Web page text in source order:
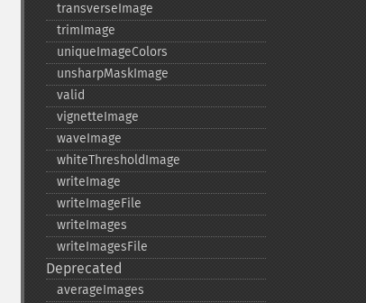
transverseImage
trimImage
uniqueImageColors
unsharpMaskImage
valid
vignetteImage
waveImage
whiteThresholdImage
writeImage
writeImageFile
writeImages
writeImagesFile
Deprecated
averageImages